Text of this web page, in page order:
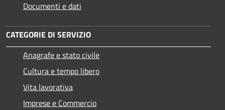
Documenti e dati
CATEGORIE DI SERVIZIO
Anagrafe e stato civile
Cultura e tempo libero
Vita lavorativa
Imprese e Commercio